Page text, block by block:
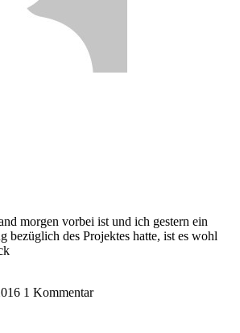
morgen vorbei ist und ich gestern ein
bezüglich des Projektes hatte, ist es wohl
1 Kommentar